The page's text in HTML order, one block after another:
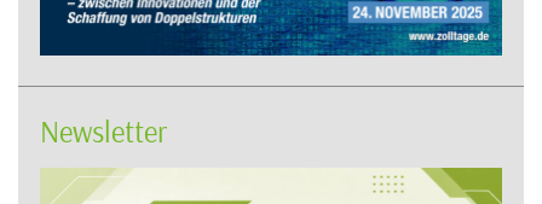
Newsletter